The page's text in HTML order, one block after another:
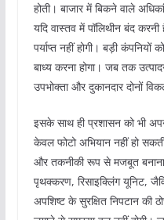
होती। बाजार में बिकने वाले
यदि वास्तव में पॉलिथीन बंद करनी
पर्याप्त नहीं होगी। बड़ी
बाध्य करना होगा। जब तक
उपभोक्ता और दुकानदार दोनों
इसके साथ ही प्रशासन को भी
केवल फोटो अभियान नहीं हो
और तकनीकी रूप से मजबूत
पृथक्करण, रिसाइक्लिंग यूनिट,
अपशिष्ट के सुरक्षित निपटान की